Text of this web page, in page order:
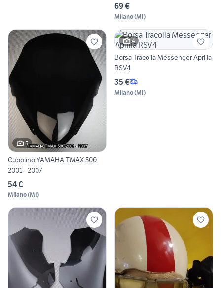
69 €
Milano(MI)
5
Cupolino YAMAHA TMAX 500
2001 - 2007
54 €
Milano(MI)
4
Borsa Tracolla Messenger Aprilia
RSV4
35 €
Milano(MI)